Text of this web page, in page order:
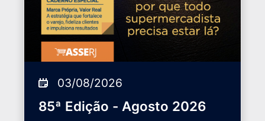
03/08/2026
85ª Edição - Agosto 2026